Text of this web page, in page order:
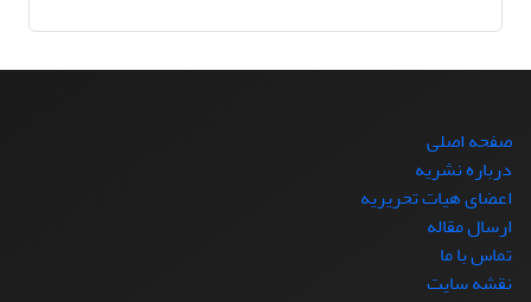
صفحه اصلی
درباره نشریه
اعضای هیات تحریریه
ارسال مقاله
تماس با ما
نقشه سایت